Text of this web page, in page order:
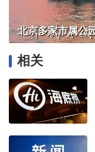
相关